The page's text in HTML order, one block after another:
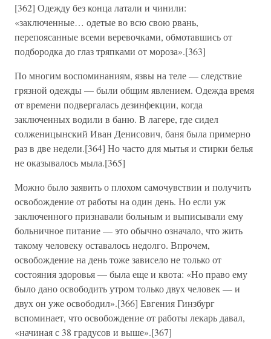
[362] Одежду без конца латали и чинили:
«заключенные… одетые во всю свою рвань,
перепоясанные всеми веревочками, обмотавшись от
подбородка до глаз тряпками от мороза».[363]
По многим воспоминаниям, язвы на теле — следствие
грязной одежды — были общим явлением. Одежда время
от времени подвергалась дезинфекции, когда
заключенных водили в баню. В лагере, где сидел
солженицынский Иван Денисович, баня была примерно
раз в две недели.[364] Но часто для мытья и стирки белья
не оказывалось мыла.[365]
Можно было заявить о плохом самочувствии и получить
освобождение от работы на один день. Но если уж
заключенного признавали больным и выписывали ему
больничное питание — это обычно означало, что жить
такому человеку оставалось недолго. Впрочем,
освобождение на день тоже зависело не только от
состояния здоровья — была еще и квота: «Но право ему
было дано освободить утром только двух человек — и
двух он уже освободил».[366] Евгения Гинзбург
вспоминает, что освобождение от работы лекарь давал,
«начиная с 38 градусов и выше».[367]